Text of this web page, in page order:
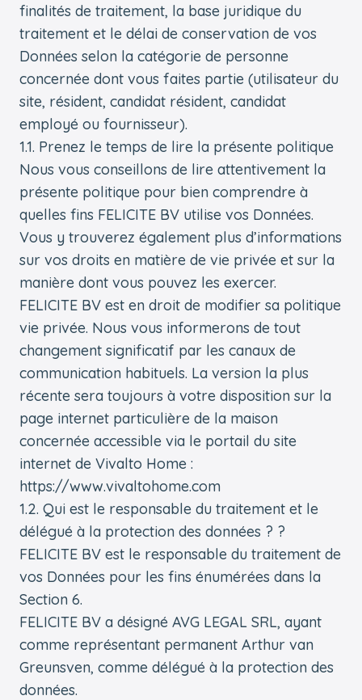
finalités de traitement, la base juridique du
traitement et le délai de conservation de vos
Données selon la catégorie de personne
concernée dont vous faites partie (utilisateur du
site, résident, candidat résident, candidat
employé ou fournisseur).
1.1. Prenez le temps de lire la présente politique
Nous vous conseillons de lire attentivement la
présente politique pour bien comprendre à
quelles fins FELICITE BV utilise vos Données.
Vous y trouverez également plus d’informations
sur vos droits en matière de vie privée et sur la
manière dont vous pouvez les exercer.
FELICITE BV est en droit de modifier sa politique
vie privée. Nous vous informerons de tout
changement significatif par les canaux de
communication habituels. La version la plus
récente sera toujours à votre disposition sur la
page internet particulière de la maison
concernée accessible via le portail du site
internet de Vivalto Home :
https://www.vivaltohome.com
1.2. Qui est le responsable du traitement et le
délégué à la protection des données ? ?
FELICITE BV est le responsable du traitement de
vos Données pour les fins énumérées dans la
Section 6.
FELICITE BV a désigné AVG LEGAL SRL, ayant
comme représentant permanent Arthur van
Greunsven, comme délégué à la protection des
données.